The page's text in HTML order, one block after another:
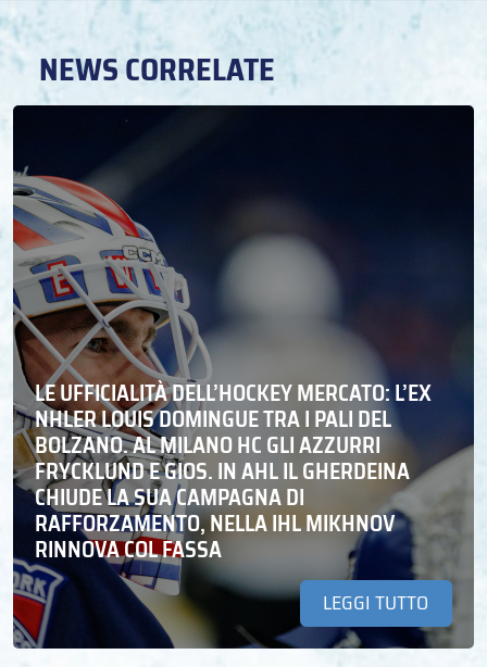
NEWS CORRELATE
LE UFFICIALITÀ DELL’HOCKEY MERCATO: L’EX
NHLER LOUIS DOMINGUE TRA I PALI DEL
BOLZANO. AL MILANO HC GLI AZZURRI
FRYCKLUND E GIOS. IN AHL IL GHERDEINA
CHIUDE LA SUA CAMPAGNA DI
RAFFORZAMENTO, NELLA IHL MIKHNOV
RINNOVA COL FASSA
LEGGI TUTTO